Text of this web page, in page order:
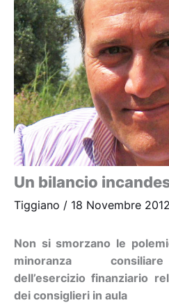
Un bilancio
Tiggiano / 18 Novembre 2012
Non si smorzano le
minoranza consiliare
dell’esercizio finanziario
dei consiglieri in aula